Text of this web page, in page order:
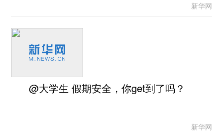
新华网
@大学生 假期安全，你get到了吗？
新华网